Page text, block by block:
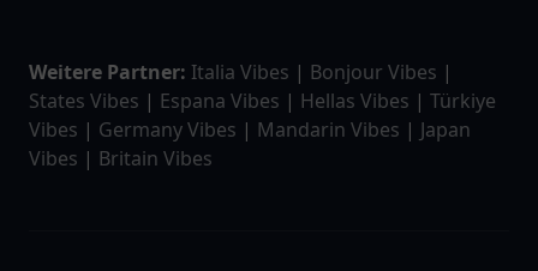
Weitere Partner: Italia Vibes | Bonjour Vibes |
States Vibes | Espana Vibes | Hellas Vibes | Türkiye
Vibes | Germany Vibes | Mandarin Vibes | Japan
Vibes | Britain Vibes